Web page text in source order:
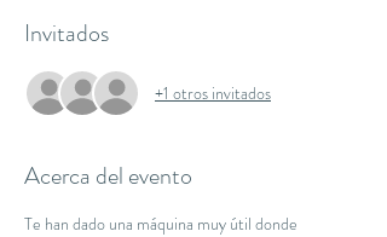
Invitados
+1 otros invitados
Acerca del evento
Te han dado una máquina muy útil donde